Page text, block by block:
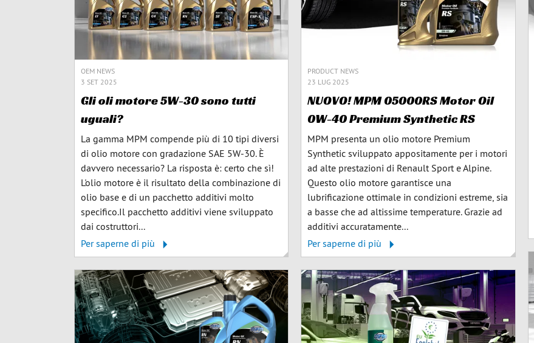
OEM NEWS
3 SET 2025
Gli oli motore 5W-30 sono tutti
uguali?
La gamma MPM compende più di 10 tipi diversi
di olio motore con gradazione SAE 5W-30. È
davvero necessario? La risposta è: certo che sì!
L'olio motore è il risultato della combinazione di
olio base e di un pacchetto additivi molto
specifico.Il pacchetto additivi viene sviluppato
dai costruttori...
Per saperne di più
PRODUCT NEWS
23 LUG 2025
NUOVO! MPM 05000RS Motor Oil
0W-40 Premium Synthetic RS
MPM presenta un olio motore Premium
Synthetic sviluppato appositamente per i motori
ad alte prestazioni di Renault Sport e Alpine.
Questo olio motore garantisce una
lubrificazione ottimale in condizioni estreme, sia
a basse che ad altissime temperature. Grazie ad
additivi accuratamente...
Per saperne di più